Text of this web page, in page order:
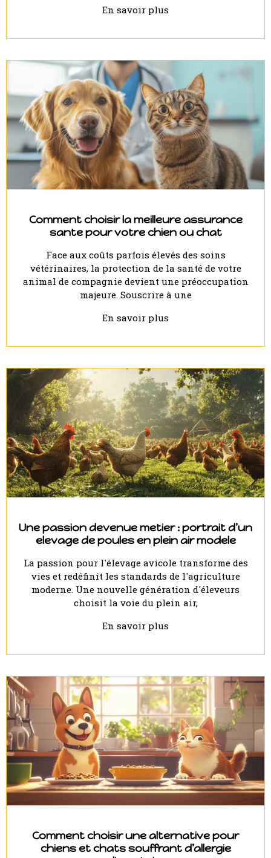
En savoir plus
Comment choisir la meilleure assurance
sante pour votre chien ou chat
Face aux coûts parfois élevés des soins
vétérinaires, la protection de la santé de votre
animal de compagnie devient une préoccupation
majeure. Souscrire à une
En savoir plus
Une passion devenue metier : portrait d’un
elevage de poules en plein air modele
La passion pour l'élevage avicole transforme des
vies et redéfinit les standards de l'agriculture
moderne. Une nouvelle génération d'éleveurs
choisit la voie du plein air,
En savoir plus
Comment choisir une alternative pour
chiens et chats souffrant d’allergie